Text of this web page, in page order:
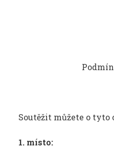
Soutěžit můžete o tyto
1. místo: